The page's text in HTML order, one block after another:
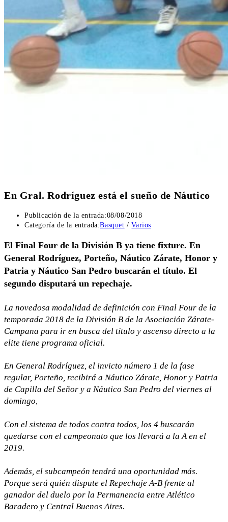
En Gral. Rodríguez está el sueño de Náutico
Publicación de la entrada:08/08/2018
Categoría de la entrada:Basquet / Varios
El Final Four de la División B ya tiene fixture. En
General Rodríguez, Porteño, Náutico Zárate, Honor y
Patria y Náutico San Pedro buscarán el título. El
segundo disputará un repechaje.
La novedosa modalidad de definición con Final Four de la
temporada 2018 de la División B de la Asociación Zárate-
Campana para ir en busca del título y ascenso directo a la
elite tiene programa oficial.
En General Rodríguez, el invicto número 1 de la fase
regular, Porteño, recibirá a Náutico Zárate, Honor y Patria
de Capilla del Señor y a Náutico San Pedro del viernes al
domingo,
Con el sistema de todos contra todos, los 4 buscarán
quedarse con el campeonato que los llevará a la A en el
2019.
Además, el subcampeón tendrá una oportunidad más.
Porque será quién dispute el Repechaje A-B frente al
ganador del duelo por la Permanencia entre Atlético
Baradero y Central Buenos Aires.